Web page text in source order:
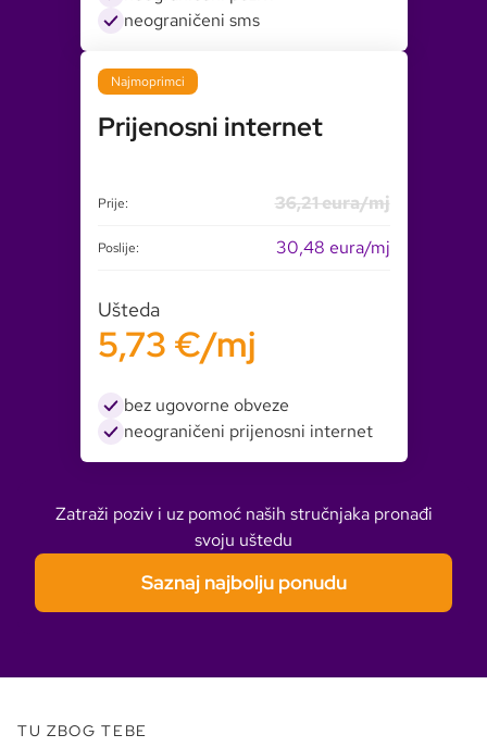
neograničeni sms
Najmoprimci
Prijenosni internet
Prije: 36,21 eura/mj
Poslije: 30,48 eura/mj
Ušteda
5,73 €/mj
bez ugovorne obveze
neograničeni prijenosni internet
Zatraži poziv i uz pomoć naših stručnjaka pronađi
svoju uštedu
Saznaj najbolju ponudu
TU ZBOG TEBE